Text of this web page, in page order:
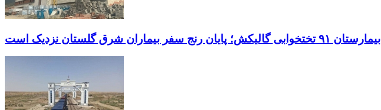
بیمارستان ۹۱ تختخوابی گالیکش؛ پایان رنج سفر بیماران شرق گلستان نزدیک است